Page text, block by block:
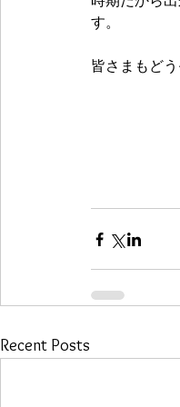
す。
皆さまもど
Recent Posts